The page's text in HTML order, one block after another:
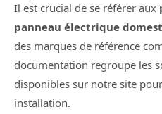
Il est crucial de se référer aux
panneau électrique
des marques de référence
documentation regroupe les
disponibles sur notre site
installation.